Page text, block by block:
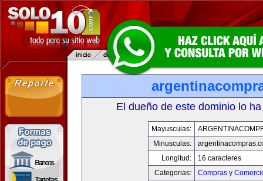
El dueño de este dominio lo
Mayusculas:
Minusculas:
Longitud:
16 caracteres
Categorias:
Compras y